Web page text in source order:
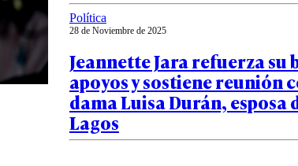
Política
28 de Noviembre de 2025
Jeannette Jara refuerza su
apoyos y sostiene reunión
dama Luisa Durán, esposa
Lagos